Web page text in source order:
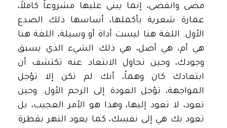
مضى وانقضى، إنما يبني عليها مشروعاً كاملاً،
عمارة شعرية بأكملها، أساسها ذلك الصدع
الأول. اللغة هنا ليست أداة أو وسيلة، اللغة هنا
هي أم، هي أصل، هي ذلك الشيء الذي يسبق
وجودك، وحين تحاول الابتعاد عنه تكتشف أن
ابتعادك كان وهماً، أنك لم تكن إلا تؤجل
المواجهة، تؤجل العودة إلى الرحم الأول. وحين
تعود، لا تعود إليها، وهذا هو الأمر العجيب، بل
تعود بك هي إلى نفسك، كما يعود النهر بقطرة